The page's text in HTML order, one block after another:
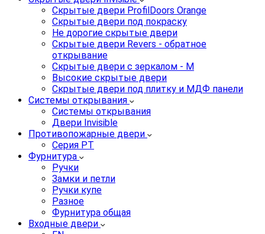
Скрытые двери ProfilDoors Orange
Скрытые двери под покраску
Не дорогие скрытые двери
Скрытые двери Revers - обратное
открывание
Скрытые двери с зеркалом - M
Высокие скрытые двери
Скрытые двери под плитку и МДФ панели
Системы открывания
Системы открывания
Двери Invisible
Противопожарные двери
Серия PT
Фурнитура
Ручки
Замки и петли
Ручки купе
Разное
Фурнитура общая
Входные двери